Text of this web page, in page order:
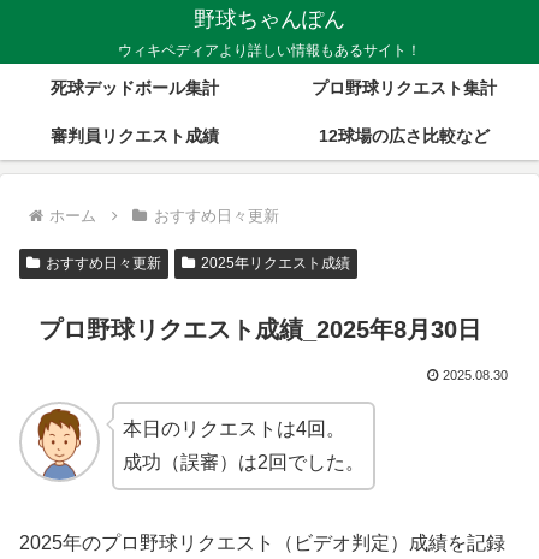
野球ちゃんぽん
ウィキペディアより詳しい情報もあるサイト！
死球デッドボール集計 プロ野球リクエスト集計
審判員リクエスト成績 12球場の広さ比較など
ホーム おすすめ日々更新
おすすめ日々更新 2025年リクエスト成績
プロ野球リクエスト成績_2025年8月30日
2025.08.30
本日のリクエストは4回。
成功（誤審）は2回でした。
2025年のプロ野球リクエスト（ビデオ判定）成績を記録